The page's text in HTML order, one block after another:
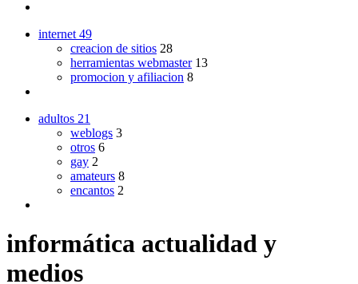
internet 49
creacion de sitios 28
herramientas webmaster 13
promocion y afiliacion 8
adultos 21
weblogs 3
otros 6
gay 2
amateurs 8
encantos 2
informática actualidad y
medios